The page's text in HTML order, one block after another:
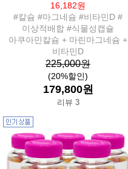
16,182원
#칼슘 #마그네슘 #비타민D #
이상적배합 #식물성캡슐
아쿠아민칼슘 + 마린마그네슘 +
비타민D
225,000원
(20%할인)
179,800원
리뷰 3